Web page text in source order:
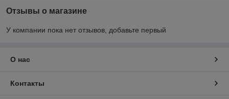
Отзывы о магазине
У компании пока нет отзывов, добавьте первый
О нас
Контакты